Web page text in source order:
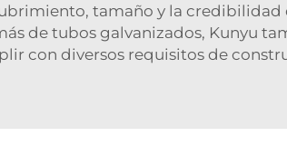
tamaño y la
de tubos galvanizados, Kunyu
con diversos requisitos de